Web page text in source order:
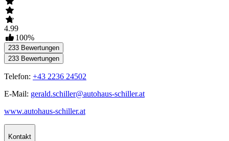
4.99
100%
233 Bewertungen
233 Bewertungen
Telefon: +43 2236 24502
E-Mail: gerald.schiller@autohaus-schiller.at
www.autohaus-schiller.at
Kontakt